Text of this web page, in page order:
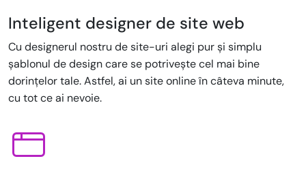
Inteligent designer de site web
Cu designerul nostru de site-uri alegi pur și simplu
șablonul de design care se potrivește cel mai bine
dorințelor tale. Astfel, ai un site online în câteva minute,
cu tot ce ai nevoie.